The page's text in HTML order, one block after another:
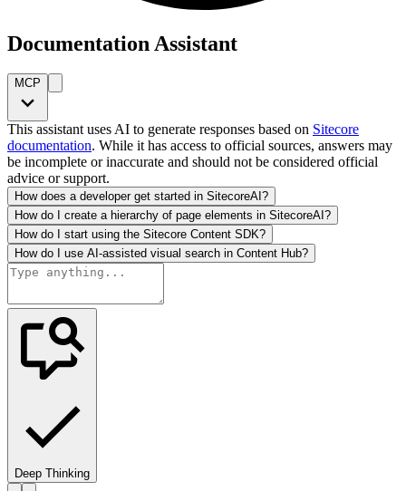
Documentation Assistant
MCP
This assistant uses AI to generate responses based on Sitecore
documentation. While it has access to official sources, answers may
be incomplete or inaccurate and should not be considered official
advice or support.
How does a developer get started in SitecoreAI?
How do I create a hierarchy of page elements in SitecoreAI?
How do I start using the Sitecore Content SDK?
How do I use AI-assisted visual search in Content Hub?
Deep Thinking